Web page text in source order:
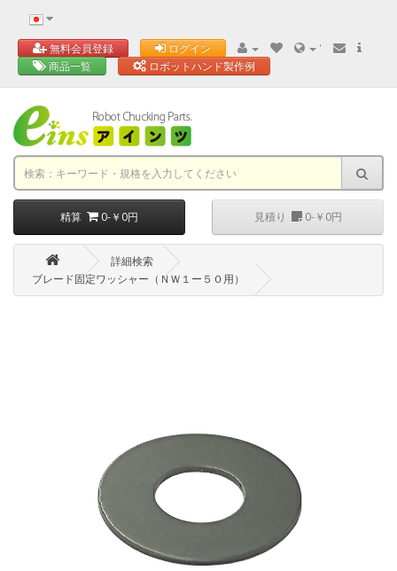
無料会員登録 ログイン
'
商品一覧
ロボットハンド製作例
精算 0-￥0円 見積り 0-￥0円
詳細検索
ブレード固定ワッシャー（ＮＷ１ー５０用）